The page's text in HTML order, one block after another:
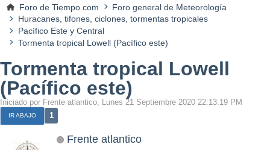
Foro de Tiempo.com
Foro general de Meteorología
Huracanes, tifones, ciclones, tormentas tropicales
Pacífico Este y Central
Tormenta tropical Lowell (Pacífico este)
Tormenta tropical Lowell
(Pacífico este)
Iniciado por Frente atlantico, Lunes 21 Septiembre 2020 22:13:19 PM
IR ABAJO 1
Frente atlantico